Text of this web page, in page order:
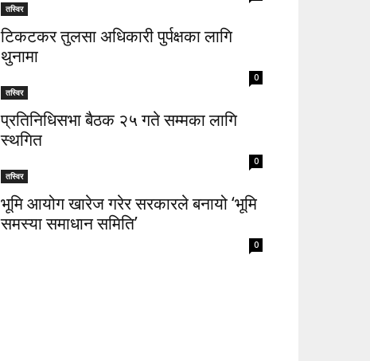
तस्विर
टिकटकर तुलसा अधिकारी पुर्पक्षका लागि
थुनामा
0
तस्विर
प्रतिनिधिसभा बैठक २५ गते सम्मका लागि
स्थगित
0
तस्विर
भूमि आयोग खारेज गरेर सरकारले बनायो ‘भूमि
समस्या समाधान समिति’
0